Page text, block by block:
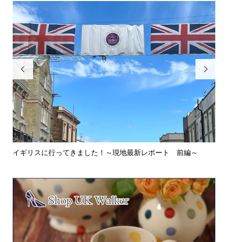

イギリスに行ってきました！～現地最新レポート 前編～
